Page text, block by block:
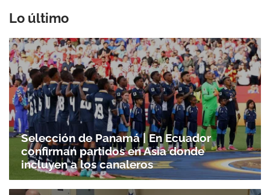
Lo último
Selección de Panamá | En Ecuador
confirman partidos en Asia donde
incluyen a los canaleros